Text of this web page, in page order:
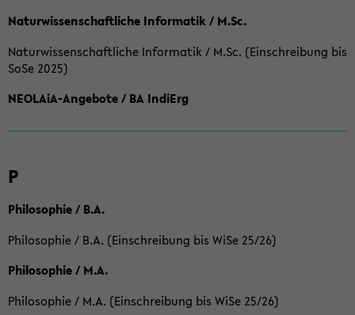
Naturwissenschaftliche Informatik / M.Sc.
Naturwissenschaftliche Informatik / M.Sc. (Einschreibung bis
SoSe 2025)
NEOLAiA-Angebote / BA IndiErg
P
Philosophie / B.A.
Philosophie / B.A. (Einschreibung bis WiSe 25/26)
Philosophie / M.A.
Philosophie / M.A. (Einschreibung bis WiSe 25/26)